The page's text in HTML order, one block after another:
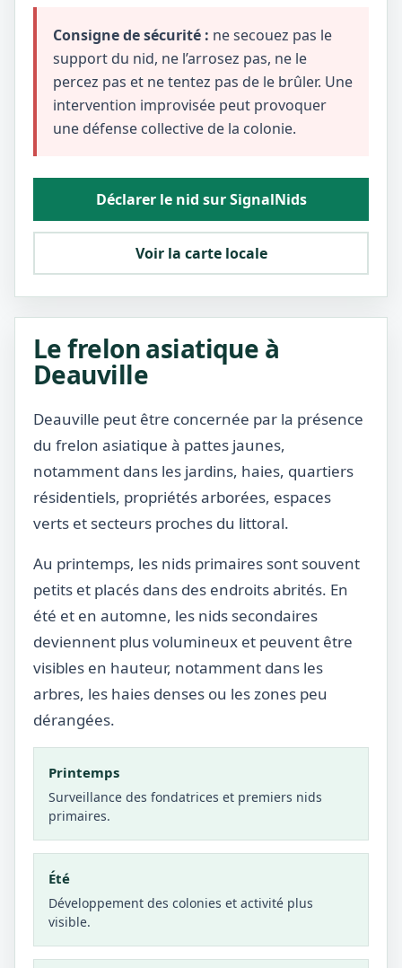
Consigne de sécurité : ne secouez pas le
support du nid, ne l’arrosez pas, ne le
percez pas et ne tentez pas de le brûler. Une
intervention improvisée peut provoquer
une défense collective de la colonie.
Déclarer le nid sur SignalNids
Voir la carte locale
Le frelon asiatique à
Deauville
Deauville peut être concernée par la présence
du frelon asiatique à pattes jaunes,
notamment dans les jardins, haies, quartiers
résidentiels, propriétés arborées, espaces
verts et secteurs proches du littoral.
Au printemps, les nids primaires sont souvent
petits et placés dans des endroits abrités. En
été et en automne, les nids secondaires
deviennent plus volumineux et peuvent être
visibles en hauteur, notamment dans les
arbres, les haies denses ou les zones peu
dérangées.
Printemps
Surveillance des fondatrices et premiers nids
primaires.
Été
Développement des colonies et activité plus
visible.